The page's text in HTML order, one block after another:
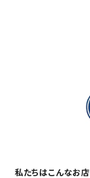
私たちはこんなお店